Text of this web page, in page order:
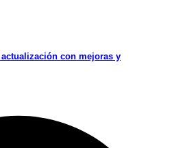
con mejoras y